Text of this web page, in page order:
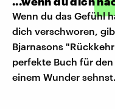
Wenn du das Gefühl
dich verschworen,
Bjarnasons
perfekte Buch für
einem Wunder sehnst.